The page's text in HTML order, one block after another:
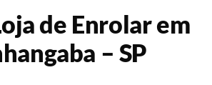
Enrolar em Queimados – RJ
Portão de Garagem de
Enrolar em Petrópolis – RJ
de Enrolar em
– SP